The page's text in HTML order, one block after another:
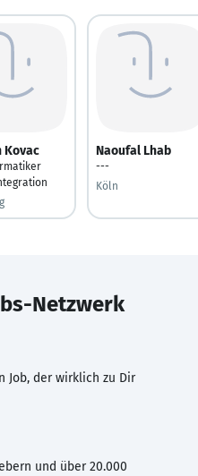
Kovac Naoufal Lhab
---
Köln
Netzwerk
Job, der wirklich zu Dir
und über 20.000